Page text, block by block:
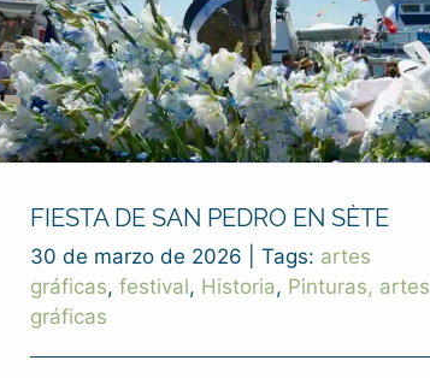
FIESTA DE SAN PEDRO EN SÈTE
30 de marzo de 2026 Tags: artes
gráficas, festival, Historia, Pinturas, artes
gráficas